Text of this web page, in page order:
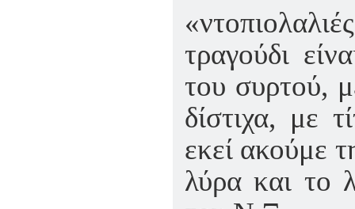
τραγούδι
του συρτού,
δίστιχα, με
εκεί ακούμε
λύρα και το